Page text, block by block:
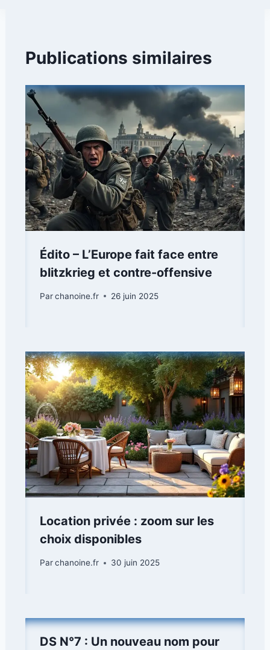
Publications similaires
Édito – L’Europe fait face entre
blitzkrieg et contre-offensive
Parchanoine.fr 26 juin 2025
Location privée : zoom sur les
choix disponibles
Parchanoine.fr 30 juin 2025
DS N°7 : Un nouveau nom pour